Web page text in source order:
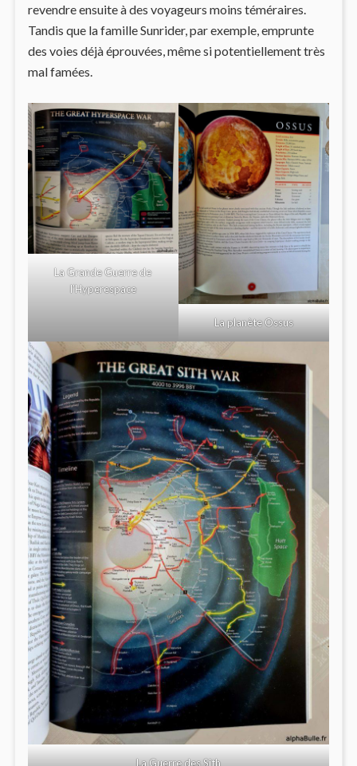
revendre ensuite à des voyageurs moins téméraires.
Tandis que la famille Sunrider, par exemple, emprunte
des voies déjà éprouvées, même si potentiellement très
mal famées.
La Grande Guerre de
l’Hyperespace
La planète Ossus
La Guerre des Sith